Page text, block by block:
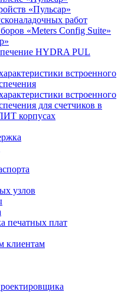
«Пульсар»
работ
«Meters Config Suite»
HYDRA PUL
встроенного
встроенного
для счетчиков в
корпусах
узлов
печатных плат
клиентам